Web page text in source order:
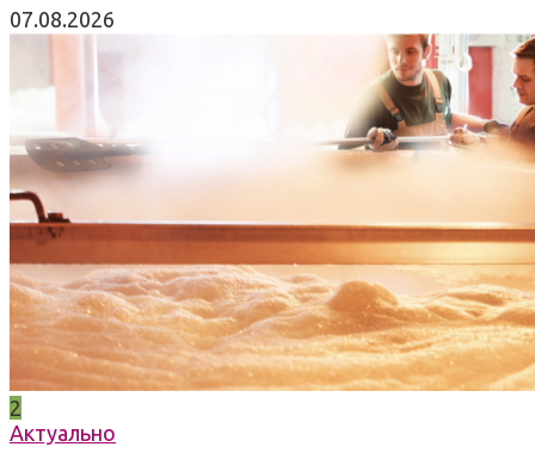
07.08.2026
2
Актуально